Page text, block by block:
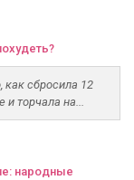
как сбросила 12
и торчала на...
народные